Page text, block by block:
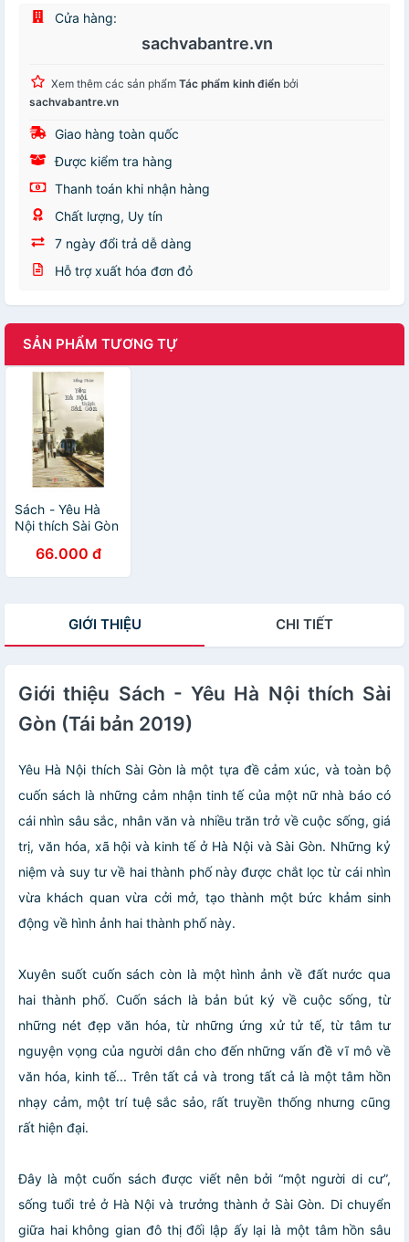
Cửa hàng:
sachvabantre.vn
Xem thêm các sản phẩm Tác phẩm kinh điển bởi
sachvabantre.vn
Giao hàng toàn quốc
Được kiểm tra hàng
Thanh toán khi nhận hàng
Chất lượng, Uy tín
7 ngày đổi trả dễ dàng
Hỗ trợ xuất hóa đơn đỏ
SẢN PHẨM TƯƠNG TỰ
Sách - Yêu Hà
Nội thích Sài Gòn
66.000 đ
GIỚI THIỆU CHI TIẾT
Giới thiệu Sách - Yêu Hà Nội thích Sài
Gòn (Tái bản 2019)
Yêu Hà Nội thích Sài Gòn là một tựa đề cảm xúc, và toàn bộ
cuốn sách là những cảm nhận tinh tế của một nữ nhà báo có
cái nhìn sâu sắc, nhân văn và nhiều trăn trở về cuộc sống, giá
trị, văn hóa, xã hội và kinh tế ở Hà Nội và Sài Gòn. Những kỷ
niệm và suy tư về hai thành phố này được chắt lọc từ cái nhìn
vừa khách quan vừa cởi mở, tạo thành một bức khảm sinh
động về hình ảnh hai thành phố này.
Xuyên suốt cuốn sách còn là một hình ảnh về đất nước qua
hai thành phố. Cuốn sách là bản bút ký về cuộc sống, từ
những nét đẹp văn hóa, từ những ứng xử tử tế, từ tâm tư
nguyện vọng của người dân cho đến những vấn đề vĩ mô về
văn hóa, kinh tế... Trên tất cả và trong tất cả là một tâm hồn
nhạy cảm, một trí tuệ sắc sảo, rất truyền thống nhưng cũng
rất hiện đại.
Đây là một cuốn sách được viết nên bởi “một người di cư”,
sống tuổi trẻ ở Hà Nội và trưởng thành ở Sài Gòn. Di chuyển
giữa hai không gian đô thị đối lập ấy lại là một tâm hồn sâu